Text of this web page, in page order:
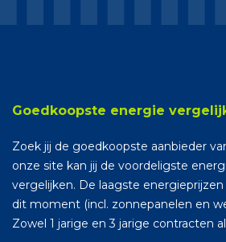
Goedkoopste energie
Zoek jij de goedkoopste aanbieder
onze site kan jij de voordeligste
vergelijken. De laagste
dit moment (incl. zonnepanelen en
Zowel 1 jarige en 3 jarige contracten